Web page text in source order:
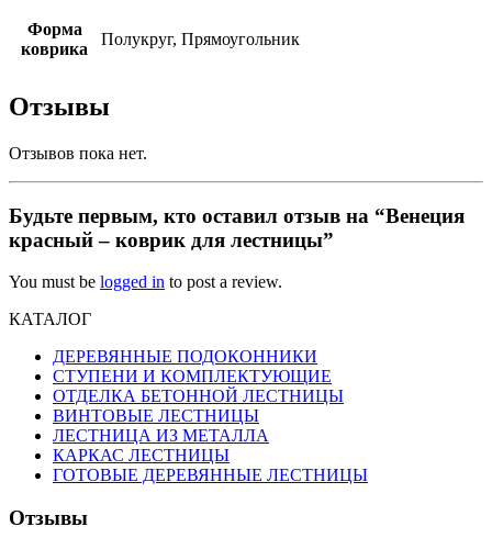
Форма
коврика
Полукруг, Прямоугольник
Отзывы
Отзывов пока нет.
Будьте первым, кто оставил отзыв на “Венеция
красный – коврик для лестницы”
You must be logged in to post a review.
КАТАЛОГ
ДЕРЕВЯННЫЕ ПОДОКОННИКИ
СТУПЕНИ И КОМПЛЕКТУЮЩИЕ
ОТДЕЛКА БЕТОННОЙ ЛЕСТНИЦЫ
ВИНТОВЫЕ ЛЕСТНИЦЫ
ЛЕСТНИЦА ИЗ МЕТАЛЛА
КАРКАС ЛЕСТНИЦЫ
ГОТОВЫЕ ДЕРЕВЯННЫЕ ЛЕСТНИЦЫ
Отзывы